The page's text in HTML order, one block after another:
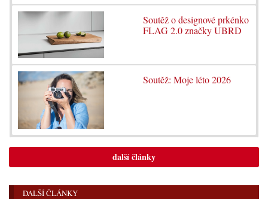
Soutěž o designové prkénko
FLAG 2.0 značky UBRD
Soutěž: Moje léto 2026
další články
DALŠÍ ČLÁNKY